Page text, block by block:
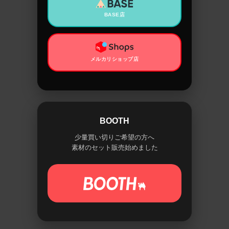
BASE店
メルカリショップ店
BOOTH
少量買い切りご希望の方へ
素材のセット販売始めました